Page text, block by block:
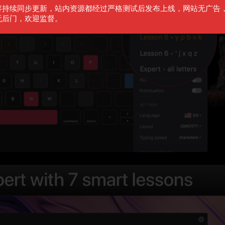
持续同步更新，站内资源都经过严格测试后发布上线，网站无广告
门，欢迎监督。